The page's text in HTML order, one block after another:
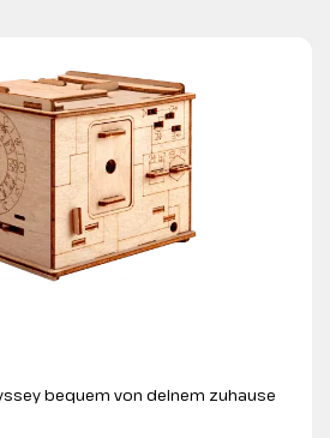
bequem von deinem zuhause